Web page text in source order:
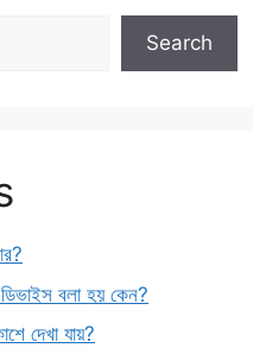
Search
বলা হয় কেন?
দেখা যায়?